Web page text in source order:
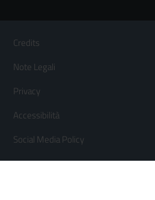
Footer
Menù
orizzontale
Credits
Note Legali
Privacy
Accessibilità
Social Media Policy